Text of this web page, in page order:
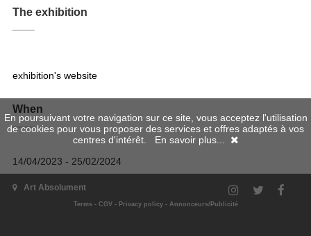
The exhibition
exhibition's website
When
14/04/2023 - 25/02/2024
Where
Art Absolument
Terms- CGV- Privacy policy- Annonceurs/Publicité
En poursuivant votre navigation sur ce site, vous acceptez l'utilisation
de cookies pour vous proposer des services et offres adaptés à vos
centres d'intérêt. En savoir plus...